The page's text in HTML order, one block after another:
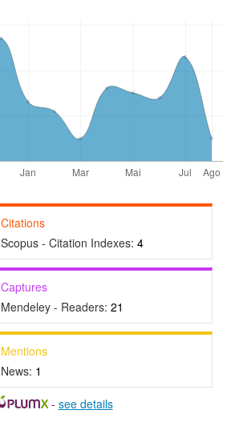
Citations
Scopus - Citation Indexes: 4
Captures
Mendeley - Readers: 21
Mentions
News: 1
- see details